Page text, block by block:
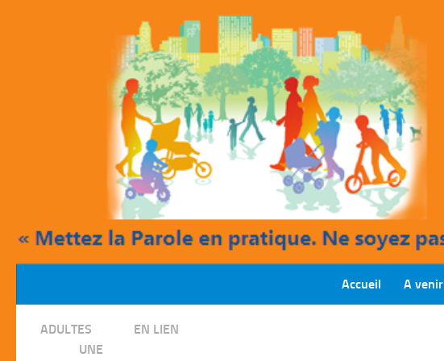
Accueil A venir
ADULTES EN LIEN
UNE